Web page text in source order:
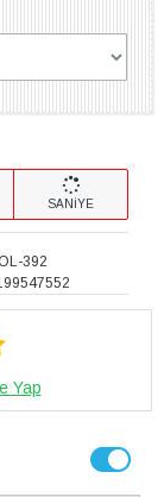
Yap
SANİYE
392